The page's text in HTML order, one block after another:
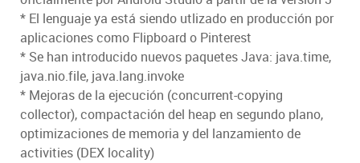
* El lenguaje ya está siendo utlizado en producción por
aplicaciones como Flipboard o Pinterest
* Se han introducido nuevos paquetes Java: java.time,
java.nio.file, java.lang.invoke
* Mejoras de la ejecución (concurrent-copying
collector), compactación del heap en segundo plano,
optimizaciones de memoria y del lanzamiento de
activities (DEX locality)